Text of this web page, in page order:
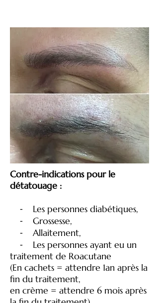
Contre-indications pour le
détatouage :
⁃ Les personnes diabétiques,
⁃ Grossesse,
⁃ Allaitement,
⁃ Les personnes ayant eu un
traitement de Roacutane
(En cachets = attendre 1an après la
fin du traitement,
en crème = attendre 6 mois après